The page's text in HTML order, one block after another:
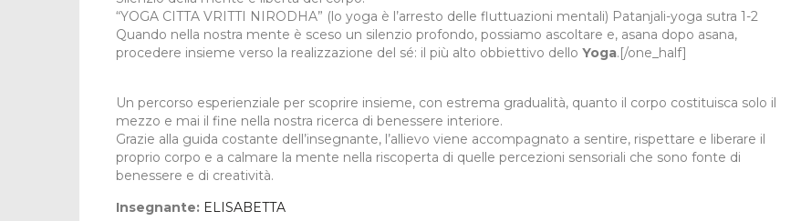
“YOGA CITTA VRITTI NIRODHA” (lo yoga è l’arresto delle fluttuazioni mentali) Patanjali-yoga sutra 1-2
Quando nella nostra mente è sceso un silenzio profondo, possiamo ascoltare e, asana dopo asana,
procedere insieme verso la realizzazione del sé: il più alto obbiettivo dello Yoga.[/one_half]
Un percorso esperienziale per scoprire insieme, con estrema gradualità, quanto il corpo costituisca solo il
mezzo e mai il fine nella nostra ricerca di benessere interiore.
Grazie alla guida costante dell’insegnante, l’allievo viene accompagnato a sentire, rispettare e liberare il
proprio corpo e a calmare la mente nella riscoperta di quelle percezioni sensoriali che sono fonte di
benessere e di creatività.
Insegnante: ELISABETTA